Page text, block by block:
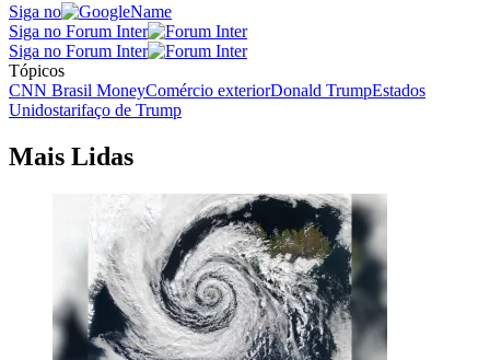
Siga no
Siga no Forum Inter
Siga no Forum Inter
Tópicos
CNN Brasil MoneyComércio exteriorDonald TrumpEstados
Unidostarifaço de Trump
Mais Lidas